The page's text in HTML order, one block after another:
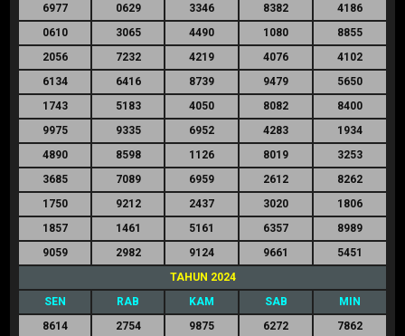
6977
0629 3346 8382
4186
0610
3065 4490 1080
8855
2056
7232 4219 4076
4102
6134
6416 8739 9479
5650
1743
5183 4050 8082
8400
9975
9335 6952 4283
1934
4890
8598 1126 8019
3253
3685
7089 6959 2612
8262
1750
9212 2437 3020
1806
1857
1461 5161 6357
8989
9059
2982 9124 9661
5451
TAHUN 2024
SEN
RAB KAM SAB
MIN
8614
2754 9875 6272
7862